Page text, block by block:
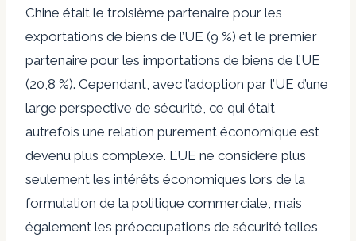
Chine était le troisième partenaire pour les
exportations de biens de l’UE (9 %) et le premier
partenaire pour les importations de biens de l’UE
(20,8 %). Cependant, avec l’adoption par l’UE d’une
large perspective de sécurité, ce qui était
autrefois une relation purement économique est
devenu plus complexe. L’UE ne considère plus
seulement les intérêts économiques lors de la
formulation de la politique commerciale, mais
également les préoccupations de sécurité telles